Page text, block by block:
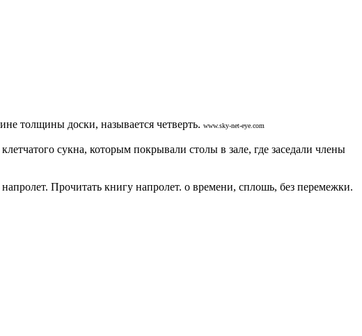
толщины доски, называется четверть. www.sky-net-eye.com
сукна, которым покрывали столы в зале, где заседали члены
Прочитать книгу напролет. о времени, сплошь, без перемежки.